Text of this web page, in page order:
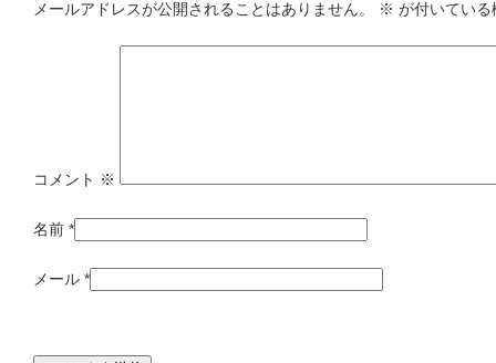
メールアドレスが公開されることはありません。 ※ が付いてい
コメント ※
名前 *
メール *